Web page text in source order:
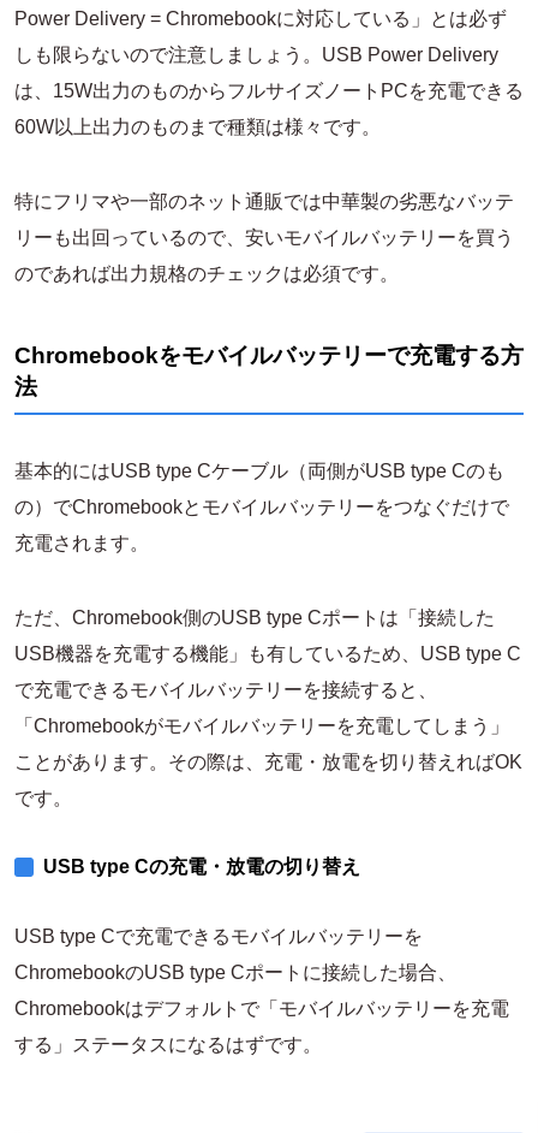
Power Delivery = Chromebookに対応している」とは必ず
しも限らないので注意しましょう。USB Power Delivery
は、15W出力のものからフルサイズノートPCを充電できる
60W以上出力のものまで種類は様々です。
特にフリマや一部のネット通販では中華製の劣悪なバッテ
リーも出回っているので、安いモバイルバッテリーを買う
のであれば出力規格のチェックは必須です。
Chromebookをモバイルバッテリーで充電する方
法
基本的にはUSB type Cケーブル（両側がUSB type Cのも
の）でChromebookとモバイルバッテリーをつなぐだけで
充電されます。
ただ、Chromebook側のUSB type Cポートは「接続した
USB機器を充電する機能」も有しているため、USB type C
で充電できるモバイルバッテリーを接続すると、
「Chromebookがモバイルバッテリーを充電してしまう」
ことがあります。その際は、充電・放電を切り替えればOK
です。
USB type Cの充電・放電の切り替え
USB type Cで充電できるモバイルバッテリーを
ChromebookのUSB type Cポートに接続した場合、
Chromebookはデフォルトで「モバイルバッテリーを充電
する」ステータスになるはずです。